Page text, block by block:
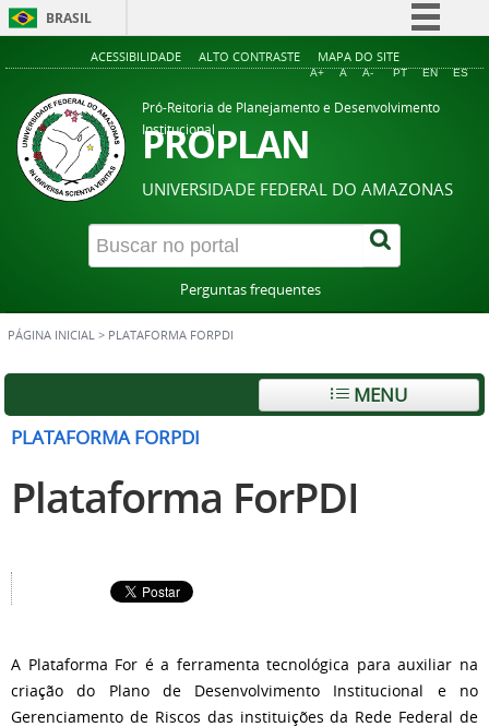
BRASIL
Simplifique!
Acesso à informação
Legislação
Canais
ACESSIBILIDADE ALTO CONTRASTE MAPA DO SITE
A+ A A- PT EN ES
Pró-Reitoria de Planejamento e Desenvolvimento
Institucional
PROPLAN
UNIVERSIDADE FEDERAL DO AMAZONAS
Perguntas frequentes
PÁGINA INICIAL > PLATAFORMA FORPDI
MENU
PLATAFORMA FORPDI
Plataforma ForPDI
A Plataforma For é a ferramenta tecnológica para auxiliar na
criação do Plano de Desenvolvimento Institucional e no
Gerenciamento de Riscos das instituições da Rede Federal de